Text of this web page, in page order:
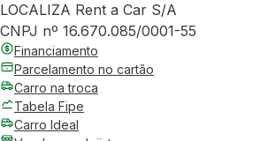
LOCALIZA Rent a Car S/A
CNPJ nº 16.670.085/0001-55
Financiamento
Parcelamento no cartão
Carro na troca
Tabela Fipe
Carro Ideal